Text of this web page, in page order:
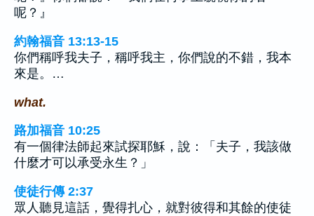
呢？』
約翰福音 13:13-15
你們稱呼我夫子，稱呼我主，你們說的不錯，我本
來是。…
what.
路加福音 10:25
有一個律法師起來試探耶穌，說：「夫子，我該做
什麼才可以承受永生？」
使徒行傳 2:37
眾人聽見這話，覺得扎心，就對彼得和其餘的使徒